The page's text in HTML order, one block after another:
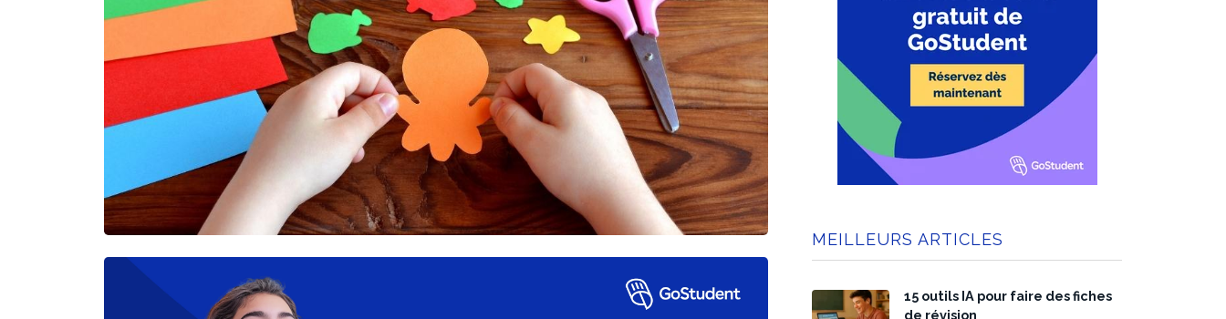
MEILLEURS ARTICLES
15 outils IA pour faire des fiches
de révision